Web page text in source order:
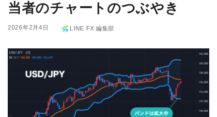
当者のチャートのつぶやき
2026年2月4日 LINE FX 編集部